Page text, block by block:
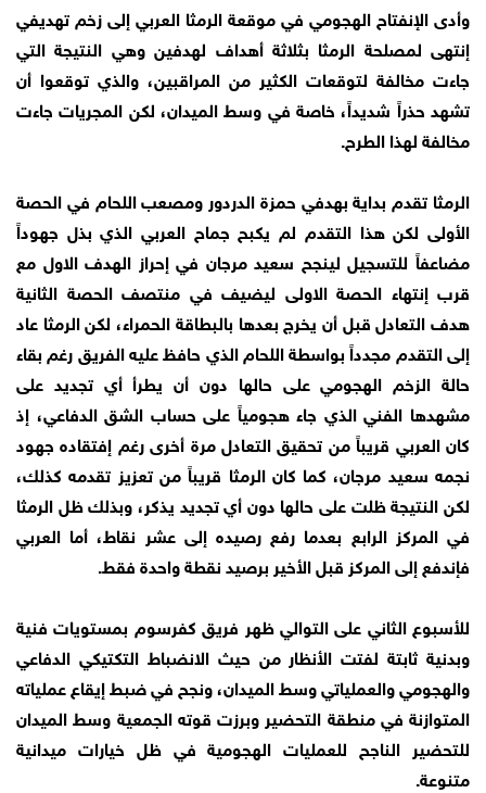
وأدى الإنفتاح الهجومي في موقعة الرمثا العربي إلى زخم تهديفي
إنتهى لمصلحة الرمثا بثلاثة أهداف لهدفين وهي النتيجة التي
جاءت مخالفة لتوقعات الكثير من المراقبين، والذي توقعوا أن
تشهد حذراً شديداً، خاصة في وسط الميدان، لكن المجريات جاءت
مخالفة لهذا الطرح.
الرمثا تقدم بداية بهدفي حمزة الدردور ومصعب اللحام في الحصة
الأولى لكن هذا التقدم لم يكبح جماح العربي الذي بذل جهوداً
مضاعفاً للتسجيل لينجح سعيد مرجان في إحراز الهدف الاول مع
قرب إنتهاء الحصة الاولى ليضيف في منتصف الحصة الثانية
هدف التعادل قبل أن يخرج بعدها بالبطاقة الحمراء، لكن الرمثا عاد
إلى التقدم مجدداً بواسطة اللحام الذي حافظ عليه الفريق رغم بقاء
حالة الزخم الهجومي على حالها دون أن يطرأ أي تجديد على
مشهدها الفني الذي جاء هجومياً على حساب الشق الدفاعي، إذ
كان العربي قريباً من تحقيق التعادل مرة أخرى رغم إفتقاده جهود
نجمه سعيد مرجان، كما كان الرمثا قريباً من تعزيز تقدمه كذلك،
لكن النتيجة ظلت على حالها دون أي تجديد يذكر، وبذلك ظل الرمثا
في المركز الرابع بعدما رفع رصيده إلى عشر نقاط، أما العربي
فإندفع إلى المركز قبل الأخير برصيد نقطة واحدة فقط.
للأسبوع الثاني على التوالي ظهر فريق كفرسوم بمستويات فنية
وبدنية ثابتة لفتت الأنظار من حيث الانضباط التكتيكي الدفاعي
والهجومي والعملياتي وسط الميدان، ونجح في ضبط إيقاع عملياته
المتوازنة في منطقة التحضير وبرزت قوته الجمعية وسط الميدان
للتحضير الناجح للعمليات الهجومية في ظل خيارات ميدانية
متنوعة.